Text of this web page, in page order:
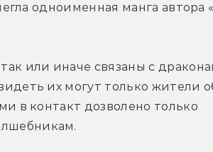
одноименная манга автора
или иначе связаны с
их могут только жители
в контакт дозволено только